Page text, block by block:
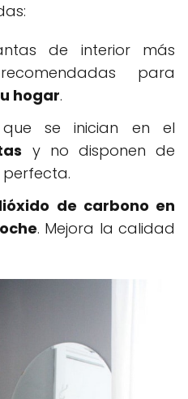
de interior más
para
hogar.
se inician en el
y no disponen de
de carbono en
. Mejora la calidad